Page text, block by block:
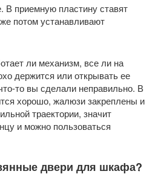
В приемную пластину ставят
потом устанавливают
ли механизм, все ли на
держится или открывать ее
то вы сделали неправильно. В
хорошо, жалюзи закреплены и
траектории, значит
и можно пользоваться
двери для шкафа?